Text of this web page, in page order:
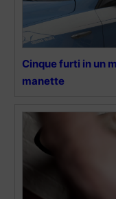
Cinque furti in un
manette